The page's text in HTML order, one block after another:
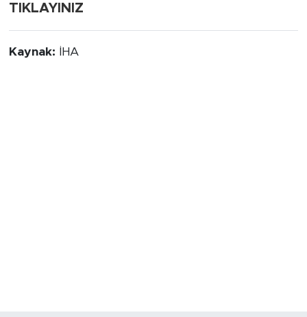
TIKLAYINIZ
Kaynak: İHA